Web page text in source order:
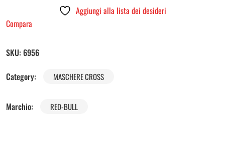
Aggiungi alla lista dei desideri
Compara
SKU: 6956
Category:
MASCHERE CROSS
Marchio: RED-BULL